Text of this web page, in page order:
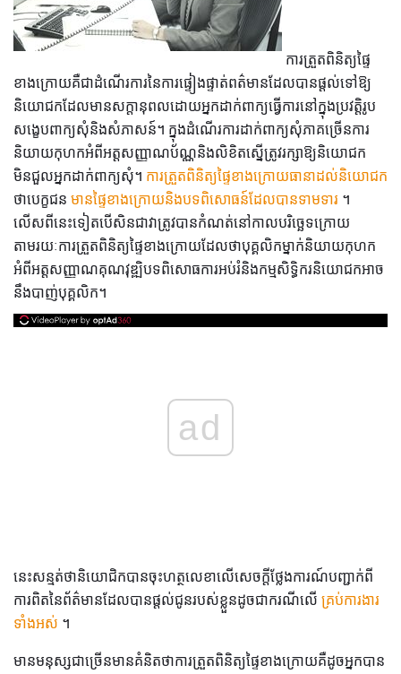
ការត្រួតពិនិត្យផ្ទៃ
ខាងក្រោយគឺជាដំណើរការនៃការផ្ទៀងផ្ទាត់ពត៌មានដែលបានផ្តល់ទៅឱ្យ
និយោជកដែលមានសក្តានុពលដោយអ្នកដាក់ពាក្យធ្វើការនៅក្នុងប្រវត្តិរូប
សង្ខេបពាក្យសុំនិងសំភាសន៍។ ក្នុងដំណើរការដាក់ពាក្យសុំភាគច្រើនការ
និយាយកុហកអំពីអត្តសញ្ញាណប័ណ្ណនិងលិខិតស្នើត្រូវរក្សាឱ្យនិយោជក
មិនជួលអ្នកដាក់ពាក្យសុំ។ ការត្រួតពិនិត្យផ្ទៃខាងក្រោយធានាដល់និយោជក
ថាបេក្ខជន មានផ្ទៃខាងក្រោយនិងបទពិសោធន៍ដែលបានទាមទារ ។
លើសពីនេះទៀតបើសិនជាវាត្រូវបានកំណត់នៅកាលបរិច្ឆេទក្រោយ
តាមរយៈការត្រួតពិនិត្យផ្ទៃខាងក្រោយដែលថាបុគ្គលិកម្នាក់និយាយកុហក
អំពីអត្តសញ្ញាណគុណវុឌ្ឍិបទពិសោធការអប់រំនិងកម្មសិទ្ធិករនិយោជកអាច
នឹងបាញ់បុគ្គលិក។
ad
នេះសន្មត់ថានិយោជិកបានចុះហត្ថលេខាលើសេចក្តីថ្លែងការណ៍បញ្ជាក់ពី
ការពិតនៃព័ត៌មានដែលបានផ្តល់ជូនរបស់ខ្លួនដូចជាករណីលើ គ្រប់ការងារ
ទាំងអស់ ។
មានមនុស្សជាច្រើនមានគំនិតថាការត្រួតពិនិត្យផ្ទៃខាងក្រោយគឺដូចអ្នកបាន